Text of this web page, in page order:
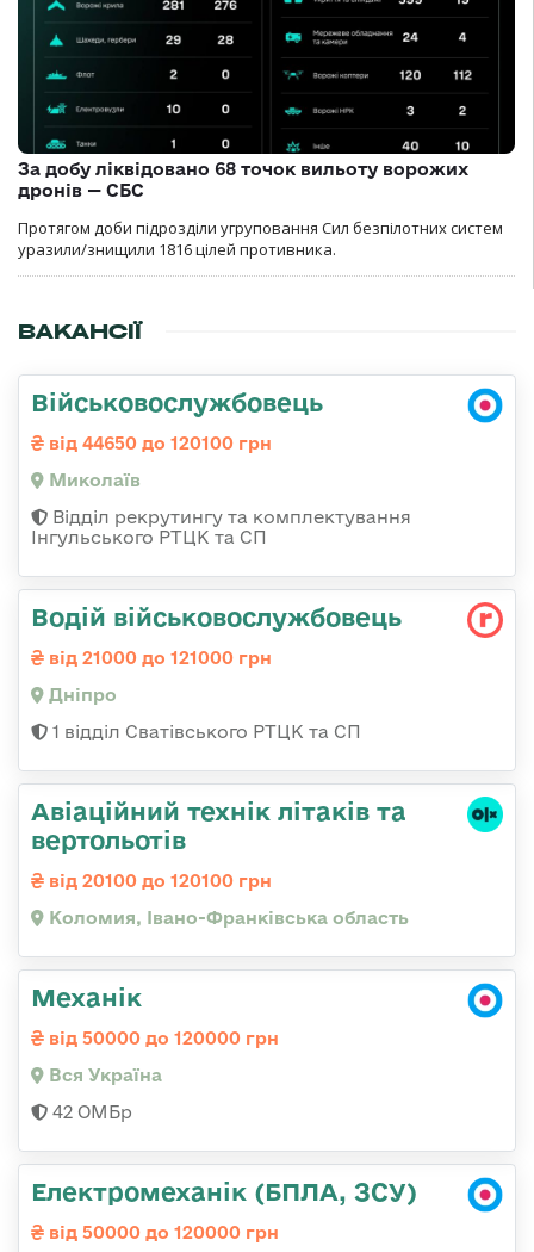
За добу ліквідовано 68 точок вильоту ворожих
дронів — СБС
Протягом доби підрозділи угруповання Сил безпілотних систем
уразили/знищили 1816 цілей противника.
ВАКАНСІЇ
Військовослужбовець
від 44650 до 120100 грн
Миколаїв
Відділ рекрутингу та комплектування
Інгульського РТЦК та СП
Водій військовослужбовець
від 21000 до 121000 грн
Дніпро
1 відділ Сватівського РТЦК та СП
Авіаційний технік літаків та
вертольотів
від 20100 до 120100 грн
Коломия, Івано-Франківська область
Механік
від 50000 до 120000 грн
Вся Україна
42 ОМБр
Електромеханік (БПЛА, ЗСУ)
від 50000 до 120000 грн